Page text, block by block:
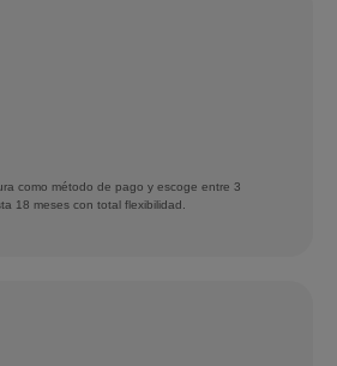
como método de pago y escoge entre 3
18 meses con total flexibilidad.